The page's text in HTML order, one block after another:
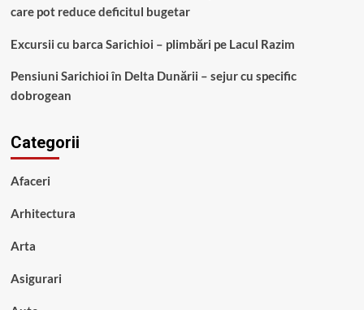
care pot reduce deficitul bugetar
Excursii cu barca Sarichioi – plimbări pe Lacul Razim
Pensiuni Sarichioi în Delta Dunării – sejur cu specific
dobrogean
Categorii
Afaceri
Arhitectura
Arta
Asigurari